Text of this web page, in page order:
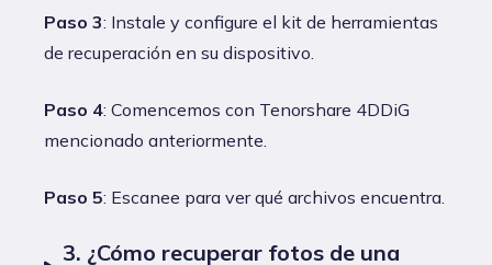
Paso 3: Instale y configure el kit de herramientas
de recuperación en su dispositivo.
Paso 4: Comencemos con Tenorshare 4DDiG
mencionado anteriormente.
Paso 5: Escanee para ver qué archivos encuentra.
3. ¿Cómo recuperar fotos de una